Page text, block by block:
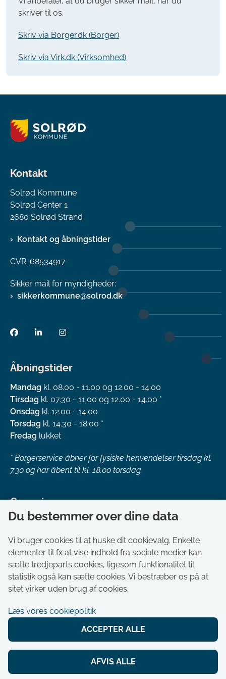
skriver til os.
Skriv via Borger.dk (Borger)
Skriv via Virk.dk (Virksomhed)
Kontakt
Solrød Kommune
Solrød Center 1
2680 Solrød Strand
Kontakt og åbningstider
CVR. 68534917
Sikker mail for myndigheder:
sikkerkommune@solrod.dk
Åbningstider
Mandag kl. 08.00 - 11.00 og 12.00 - 14.00
Tirsdag kl. 07.30 - 11.00 og 12.00 - 14.00 *
Onsdag kl. 12.00 - 14.00
Torsdag kl. 14.30 - 18.00 *
Fredag lukket
* Borgerservice åbner for fysiske henvendelser tirsdag kl.
7.30 og har åbent til kl. 18.00 torsdag.
Genveje
Om kommunen
Aktuelt
Akut hjælp
Bestil tid i Borgerservice
Ledige stillinger
Selvbetjening
Tilgængelighedserklæring
Du bestemmer over dine data
Vi bruger cookies til at huske dit cookievalg. Enkelte
elementer til fx at vise indhold fra sociale medier kan
sætte tredjeparts cookies, ligesom funktionalitet til
statistik også kan sætte cookies. Vi bestræber os på at
sitet virker uden brug af cookies.
Læs vores cookiepolitik
ACCEPTER ALLE
AFVIS ALLE